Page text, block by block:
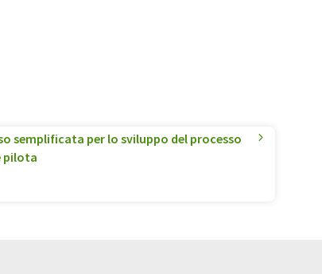
semplificata per lo sviluppo del processo
pilota